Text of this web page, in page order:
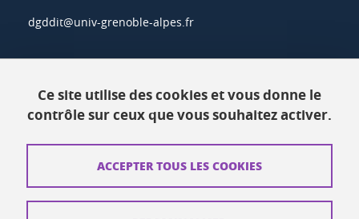
dgddit@univ-grenoble-alpes.fr
Ressources
Contacts
Plans d'accès
Mentions légales
Ce site utilise des cookies et vous donne le
contrôle sur ceux que vous souhaitez activer.
ACCEPTER TOUS LES COOKIES